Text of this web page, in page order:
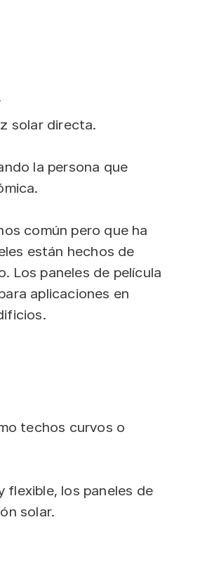
solar directa.
la persona que
común pero que ha
están hechos de
Los paneles de película
aplicaciones en
techos curvos o
flexible, los paneles de
solar.